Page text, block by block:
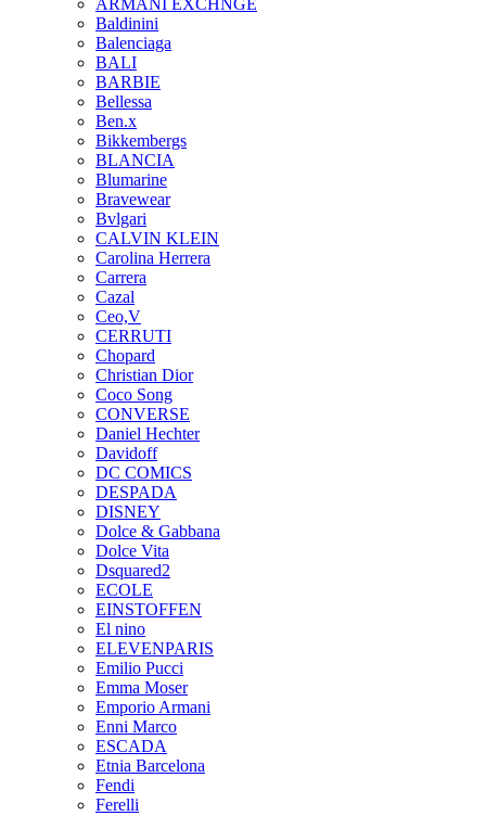
ARMANI EXCHNGE
Baldinini
Balenciaga
BALI
BARBIE
Bellessa
Ben.x
Bikkembergs
BLANCIA
Blumarine
Bravewear
Bvlgari
CALVIN KLEIN
Carolina Herrera
Carrera
Cazal
Ceo,V
CERRUTI
Chopard
Christian Dior
Coco Song
CONVERSE
Daniel Hechter
Davidoff
DC COMICS
DESPADA
DISNEY
Dolce & Gabbana
Dolce Vita
Dsquared2
ECOLE
EINSTOFFEN
El nino
ELEVENPARIS
Emilio Pucci
Emma Moser
Emporio Armani
Enni Marco
ESCADA
Etnia Barcelona
Fendi
Ferelli